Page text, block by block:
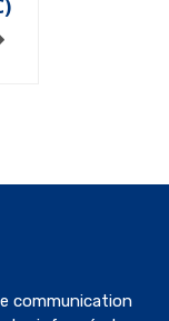
communication